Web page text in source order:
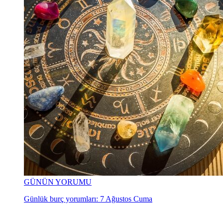
GÜNÜN YORUMU
Günlük burç yorumları: 7 Ağustos Cuma